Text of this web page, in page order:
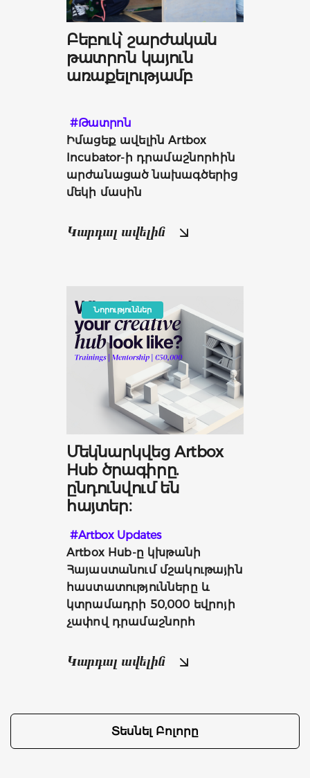
Բեբուկ՝ շարժական
թատրոն կայուն
առաքելությամբ
#Թատրոն
Իմացեք ավելին Artbox
Incubator-ի դրամաշնորհին
արժանացած նախագծերից
մեկի մասին
Կարդալ ավելին
Նորություններ
Մեկնարկվեց Artbox
Hub ծրագիրը.
ընդունվում են
հայտեր։
#Artbox Updates
Artbox Hub-ը կխթանի
Հայաստանում մշակութային
հաստատությունները և
կտրամադրի 50,000 եվրոյի
չափով դրամաշնորհ
Կարդալ ավելին
Տեսնել Բոլորը